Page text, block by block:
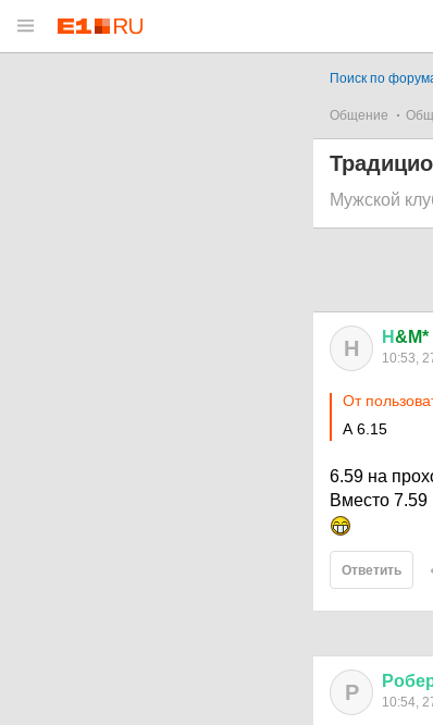
Поиск по
Общение
Мужской
Н Н&M*
10:53,
От
А 6.15
6.59 на
Вместо 7.59
Ответить
Р 10:54,